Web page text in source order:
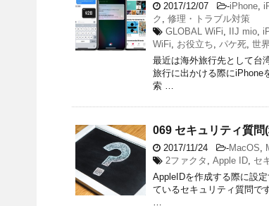
2017/12/07 -iPhone,
ク , 修理・トラブル対策
GLOBAL WiFi, IIJ mio,
WiFi, お役立ち, パケ死, 世
最近は海外旅行先として台
旅行に出かける際にiPhone
索 …
069 セキュリティ質
2017/11/24 -MacOS,
2ファクタ , Apple ID, セ
AppleIDを作成する際に設
ているセキュリティ質問で
…